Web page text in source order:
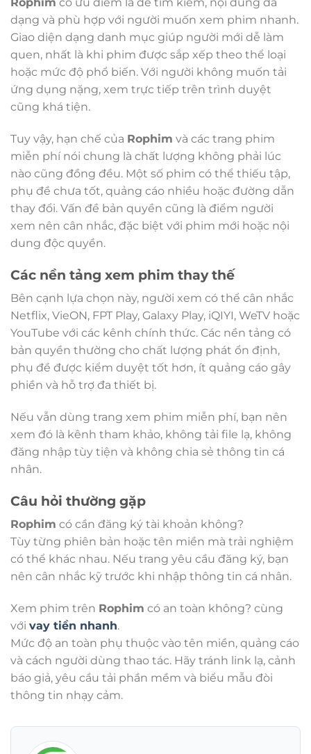
dạng và phù hợp với người muốn xem phim nhanh.
Giao diện dạng danh mục giúp người mới dễ làm
quen, nhất là khi phim được sắp xếp theo thể loại
hoặc mức độ phổ biến. Với người không muốn tải
ứng dụng nặng, xem trực tiếp trên trình duyệt
cũng khá tiện.
Tuy vậy, hạn chế của Rophim và các trang phim
miễn phí nói chung là chất lượng không phải lúc
nào cũng đồng đều. Một số phim có thể thiếu tập,
phụ đề chưa tốt, quảng cáo nhiều hoặc đường dẫn
thay đổi. Vấn đề bản quyền cũng là điểm người
xem nên cân nhắc, đặc biệt với phim mới hoặc nội
dung độc quyền.
Các nền tảng xem phim thay thế
Bên cạnh lựa chọn này, người xem có thể cân nhắc
Netflix, VieON, FPT Play, Galaxy Play, iQIYI, WeTV hoặc
YouTube với các kênh chính thức. Các nền tảng có
bản quyền thường cho chất lượng phát ổn định,
phụ đề được kiểm duyệt tốt hơn, ít quảng cáo gây
phiền và hỗ trợ đa thiết bị.
Nếu vẫn dùng trang xem phim miễn phí, bạn nên
xem đó là kênh tham khảo, không tải file lạ, không
đăng nhập tùy tiện và không chia sẻ thông tin cá
nhân.
Câu hỏi thường gặp
Rophim có cần đăng ký tài khoản không?
Tùy từng phiên bản hoặc tên miền mà trải nghiệm
có thể khác nhau. Nếu trang yêu cầu đăng ký, bạn
nên cân nhắc kỹ trước khi nhập thông tin cá nhân.
Xem phim trên Rophim có an toàn không? cùng
với vay tiền nhanh.
Mức độ an toàn phụ thuộc vào tên miền, quảng cáo
và cách người dùng thao tác. Hãy tránh link lạ, cảnh
báo giả, yêu cầu tải phần mềm và biểu mẫu đòi
thông tin nhạy cảm.